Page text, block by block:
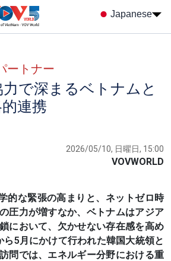
Japanese
ートナー
で深まるベトナムと
連携
2026/05/10, 日曜日, 15:00
VOVWORLD
的な緊張の高まりと、ネットゼロ時
圧力が増すなか、ベトナムはアジア
において、欠かせない存在感を高め
5月にかけて行われた韓国大統領と
問では、エネルギー分野における重